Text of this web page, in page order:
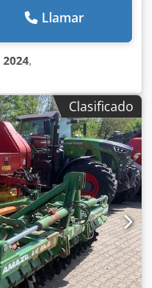
Llamar
2024,
Clasificado